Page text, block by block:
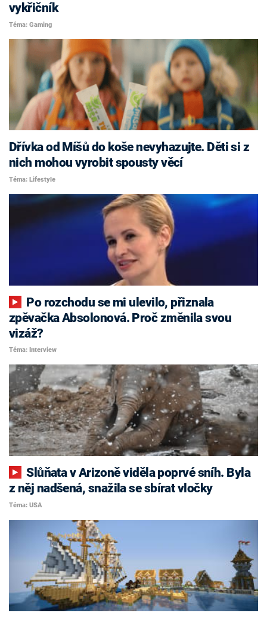
vykřičník
Téma: Gaming
Dřívka od Míšů do koše nevyhazujte. Děti si z
nich mohou vyrobit spousty věcí
Téma: Lifestyle
zpěvačka Absolonová. Proč změnila svou
vizáž?
Téma: Interview
Slůňata v Arizoně viděla poprvé sníh. Byla
z něj nadšená, snažila se sbírat vločky
Téma: USA